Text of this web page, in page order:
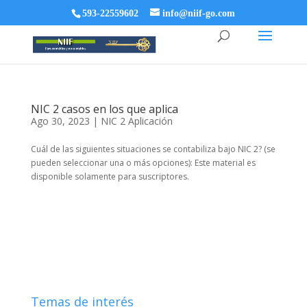
593-22559602 info@niif-go.com
NIC 2 casos en los que aplica
Ago 30, 2023 | NIC 2 Aplicación
Cuál de las siguientes situaciones se contabiliza bajo NIC 2? (se
pueden seleccionar una o más opciones): Este material es
disponible solamente para suscriptores.
Temas de interés